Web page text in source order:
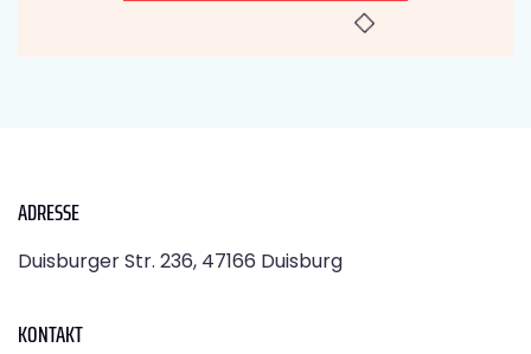
ADRESSE
Duisburger Str. 236, 47166 Duisburg
KONTAKT